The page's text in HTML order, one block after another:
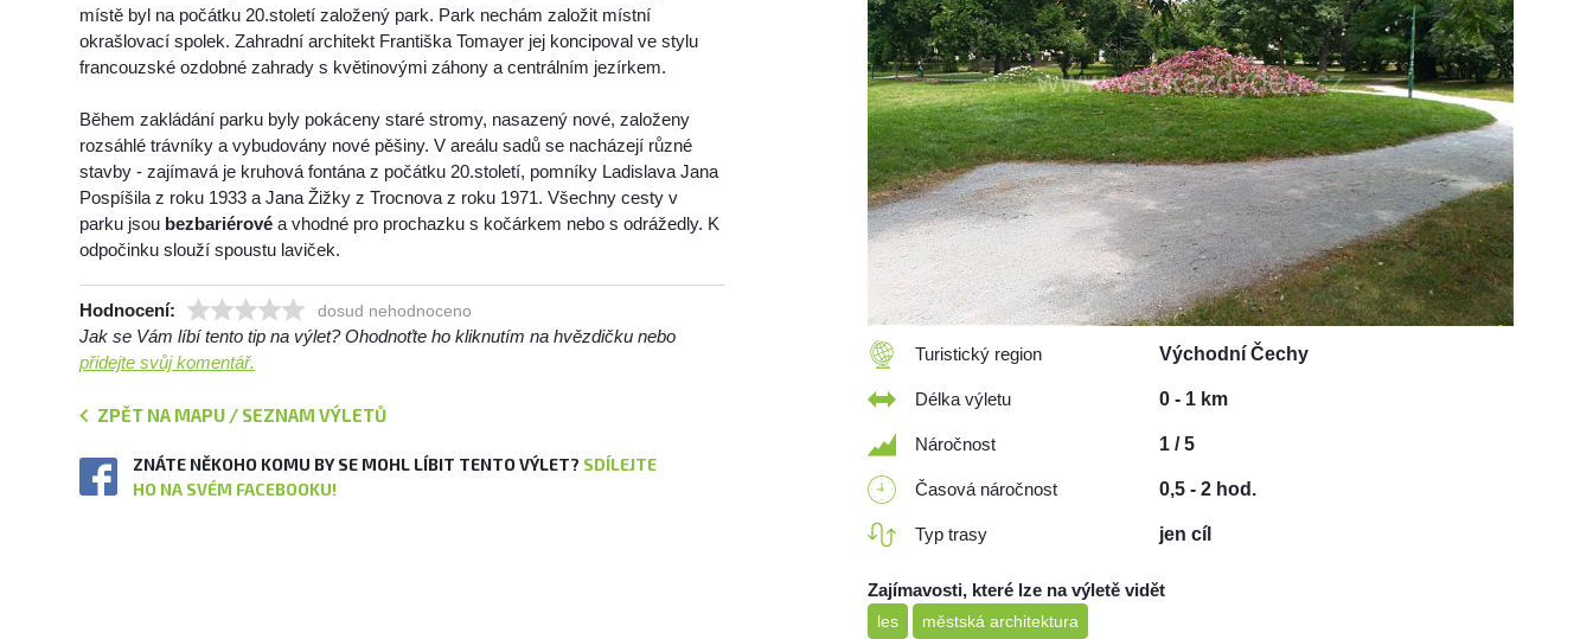
místě byl na počátku 20.století založený park. Park nechám založit místní
okrašlovací spolek. Zahradní architekt Františka Tomayer jej koncipoval ve stylu
francouzské ozdobné zahrady s květinovými záhony a centrálním jezírkem.
Během zakládání parku byly pokáceny staré stromy, nasazený nové, založeny
rozsáhlé trávníky a vybudovány nové pěšiny. V areálu sadů se nacházejí různé
stavby - zajímavá je kruhová fontána z počátku 20.století, pomníky Ladislava Jana
Pospíšila z roku 1933 a Jana Žižky z Trocnova z roku 1971. Všechny cesty v
parku jsou bezbariérové a vhodné pro prochazku s kočárkem nebo s odrážedly. K
odpočinku slouží spoustu laviček.
Hodnocení: dosud nehodnoceno
Jak se Vám líbí tento tip na výlet? Ohodnoťte ho kliknutím na hvězdičku nebo
přidejte svůj komentář.
ZPĚT NA MAPU / SEZNAM VÝLETŮ
ZNÁTE NĚKOHO KOMU BY SE MOHL LÍBIT TENTO VÝLET? SDÍLEJTE
HO NA SVÉM FACEBOOKU!
Turistický region Východní Čechy
Délka výletu 0 - 1 km
Náročnost 1 / 5
Časová náročnost 0,5 - 2 hod.
Typ trasy jen cíl
Zajímavosti, které lze na výletě vidět
les městská architektura